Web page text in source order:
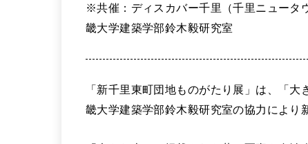
※共催：ディスカバー千里（千里ニュータ
畿大学建築学部鈴木毅研究室
「新千里東町団地ものがたり展」は、「
畿大学建築学部鈴木毅研究室の協力により